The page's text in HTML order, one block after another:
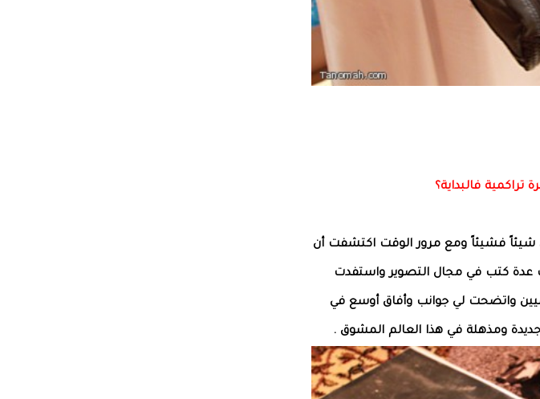
تراكمية فالبداية؟
شيئاً فشيئاً ومع مرور الوقت اكتشفت أن
عدة كتب في مجال التصوير واستفدت
واتضحت لي جوانب وأفاق أوسع في
ومذهلة في هذا العالم المشوق .